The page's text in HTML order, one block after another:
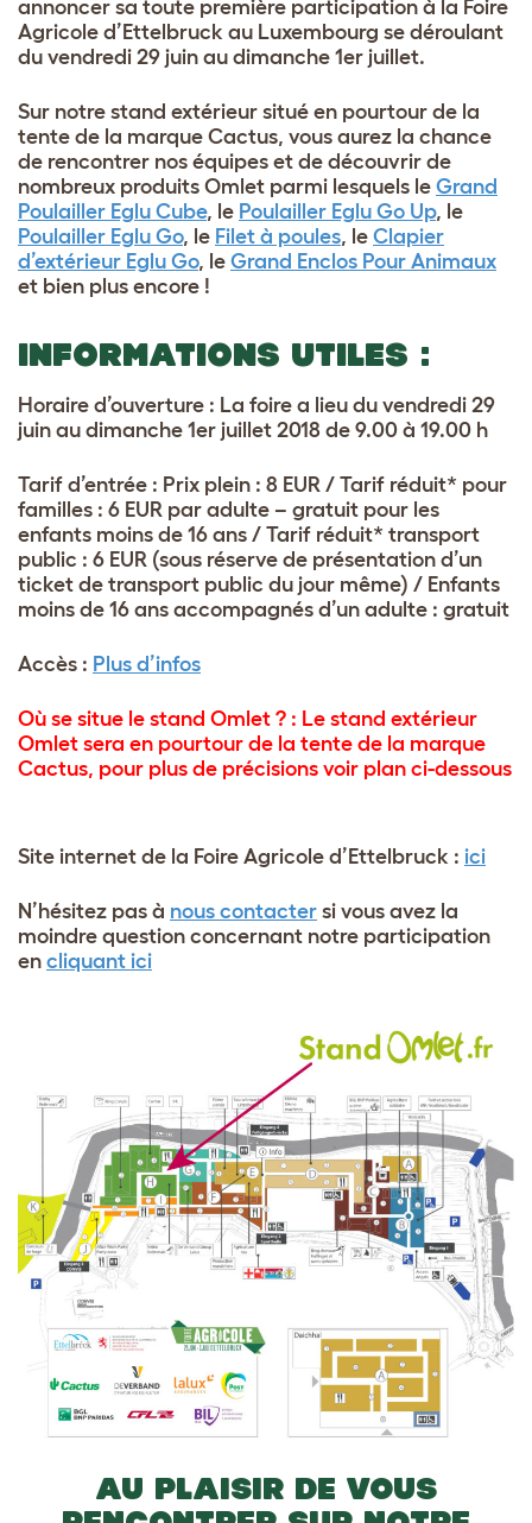
annoncer sa toute première participation à la Foire
Agricole d’Ettelbruck au Luxembourg se déroulant
du vendredi 29 juin au dimanche 1er juillet.
Sur notre stand extérieur situé en pourtour de la
tente de la marque Cactus, vous aurez la chance
de rencontrer nos équipes et de découvrir de
nombreux produits Omlet parmi lesquels le Grand
Poulailler Eglu Cube, le Poulailler Eglu Go Up, le
Poulailler Eglu Go, le Filet à poules, le Clapier
d’extérieur Eglu Go, le Grand Enclos Pour Animaux
et bien plus encore !
INFORMATIONS UTILES :
Horaire d’ouverture : La foire a lieu du vendredi 29
juin au dimanche 1er juillet 2018 de 9.00 à 19.00 h
Tarif d’entrée : Prix plein : 8 EUR / Tarif réduit* pour
familles : 6 EUR par adulte – gratuit pour les
enfants moins de 16 ans / Tarif réduit* transport
public : 6 EUR (sous réserve de présentation d’un
ticket de transport public du jour même) / Enfants
moins de 16 ans accompagnés d’un adulte : gratuit
Accès : Plus d’infos
Où se situe le stand Omlet ? : Le stand extérieur
Omlet sera en pourtour de la tente de la marque
Cactus, pour plus de précisions voir plan ci-dessous
Site internet de la Foire Agricole d’Ettelbruck : ici
N’hésitez pas à nous contacter si vous avez la
moindre question concernant notre participation
en cliquant ici
AU PLAISIR DE VOUS